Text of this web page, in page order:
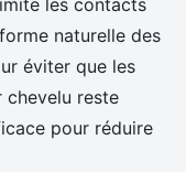
les contacts
naturelle des
éviter que les
reste
pour réduire